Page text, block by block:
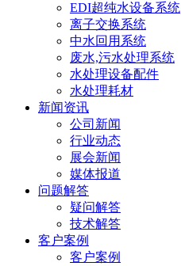
EDI超纯水设备系统
离子交换系统
中水回用系统
废水,污水处理系统
水处理设备配件
水处理耗材
新闻资讯
公司新闻
行业动态
展会新闻
媒体报道
问题解答
疑问解答
技术解答
客户案例
客户案例